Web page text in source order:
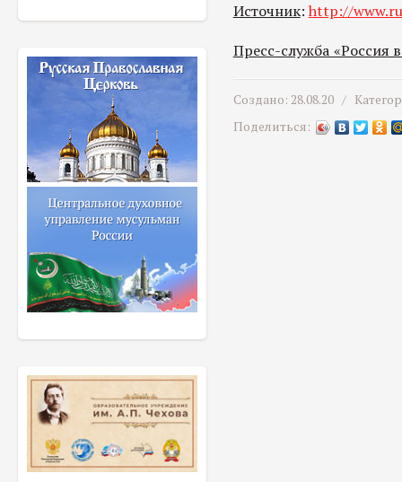
Источник: http://
Пресс-служба «Россия
Создано: 28.08.20 /
Поделиться: